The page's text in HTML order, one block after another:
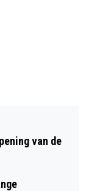
DEWEL
EN
van de